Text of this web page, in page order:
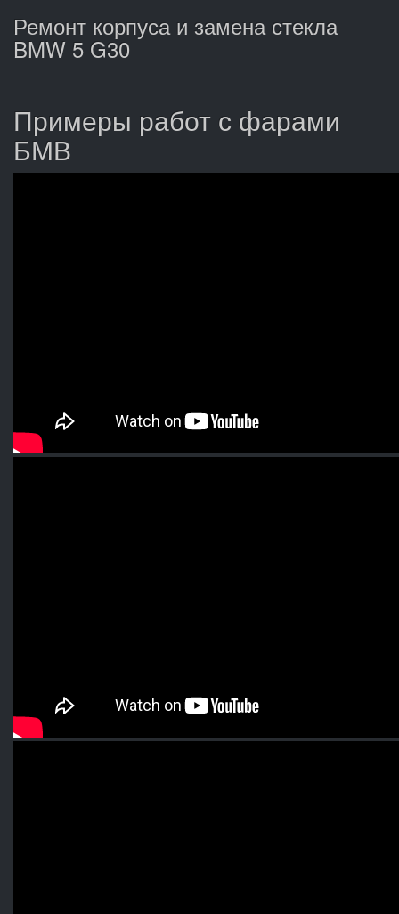
Ремонт корпуса и замена стекла
BMW 5 G30
Примеры работ с фарами
БМВ